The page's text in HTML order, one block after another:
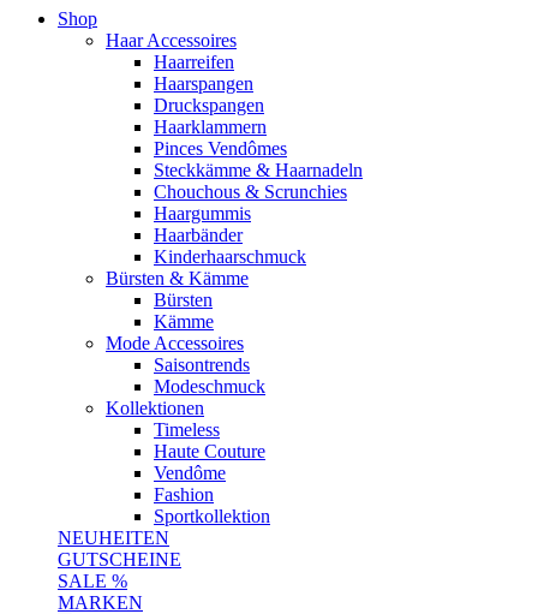
Shop
Haar Accessoires
Haarreifen
Haarspangen
Druckspangen
Haarklammern
Pinces Vendômes
Steckkämme & Haarnadeln
Chouchous & Scrunchies
Haargummis
Haarbänder
Kinderhaarschmuck
Bürsten & Kämme
Bürsten
Kämme
Mode Accessoires
Saisontrends
Modeschmuck
Kollektionen
Timeless
Haute Couture
Vendôme
Fashion
Sportkollektion
NEUHEITEN
GUTSCHEINE
SALE %
MARKEN